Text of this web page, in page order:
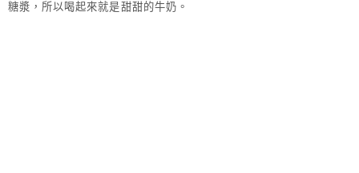
糖漿，所以喝起來就是甜甜的牛奶。